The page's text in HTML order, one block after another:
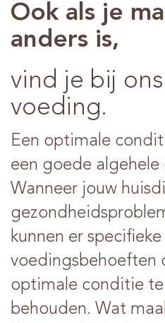
Ook als je
anders is,
vind je bij
voeding.
Een optimale
een goede algehele
Wanneer jouw
kunnen er specifieke
voedingsbehoeften
optimale conditie te
behouden. Wat